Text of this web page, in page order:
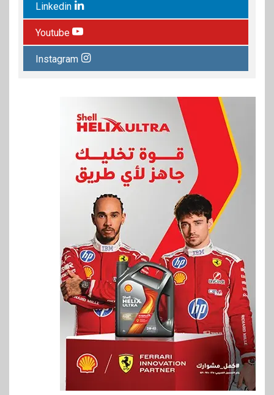
Linkedin
Youtube
Instagram